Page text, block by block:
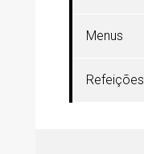
Menus
Refeições